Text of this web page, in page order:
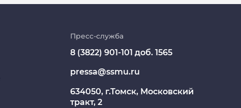
Цифровые сервисы
Единая платежная система
Образовательный портал
Опросы СибГМУ
Пресс-служба
8 (3822) 901-101 доб. 1565
pressa@ssmu.ru
634050, г.Томск, Московский
тракт, 2